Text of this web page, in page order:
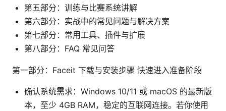
第五部分：训练与比赛系统讲解
第六部分：实战中的常见问题与解决方案
第七部分：常用工具、插件与扩展
第八部分：FAQ 常见问答
第一部分：Faceit 下载与安装步骤 快速进入准备阶段
确认系统需求：Windows 10/11 或 macOS 的最新版
本，至少 4GB RAM，稳定的互联网连接。若你使用